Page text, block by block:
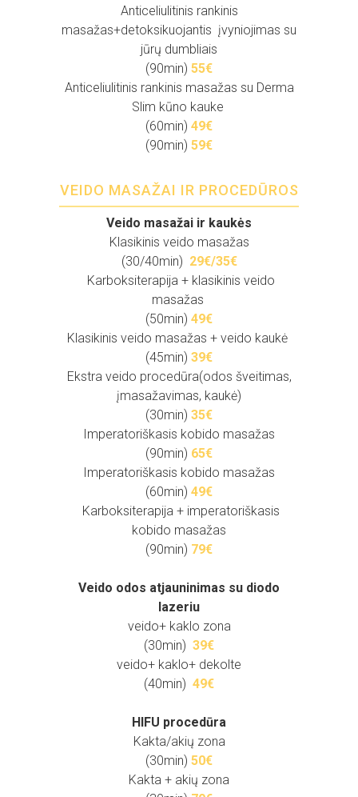
Anticeliulitinis rankinis
masažas+detoksikuojantis įvyniojimas su
jūrų dumbliais
(90min) 55€
Anticeliulitinis rankinis masažas su Derma
Slim kūno kauke
(60min) 49€
(90min) 59€
VEIDO MASAŽAI IR PROCEDŪROS
Veido masažai ir kaukės
Klasikinis veido masažas
(30/40min) 29€/35€
Karboksiterapija + klasikinis veido
masažas
(50min) 49€
Klasikinis veido masažas + veido kaukė
(45min) 39€
Ekstra veido procedūra(odos šveitimas,
įmasažavimas, kaukė)
(30min) 35€
Imperatoriškasis kobido masažas
(90min) 65€
Imperatoriškasis kobido masažas
(60min) 49€
Karboksiterapija + imperatoriškasis
kobido masažas
(90min) 79€
Veido odos atjauninimas su diodo
lazeriu
veido+ kaklo zona
(30min) 39€
veido+ kaklo+ dekolte
(40min) 49€
HIFU procedūra
Kakta/akių zona
(30min) 50€
Kakta + akių zona